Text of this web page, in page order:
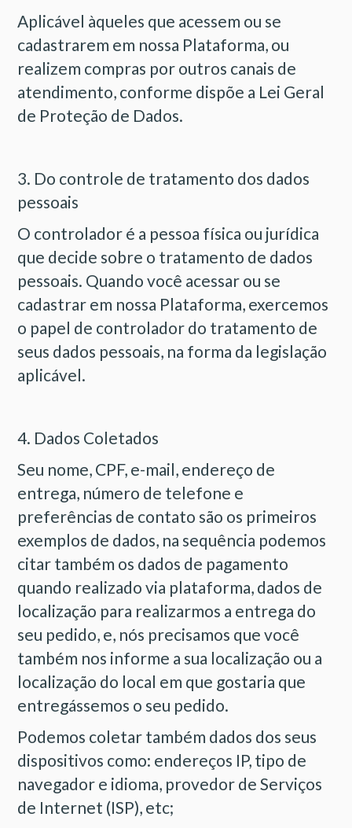
Aplicável àqueles que acessem ou se
cadastrarem em nossa Plataforma, ou
realizem compras por outros canais de
atendimento, conforme dispõe a Lei Geral
de Proteção de Dados.
3. Do controle de tratamento dos dados
pessoais
O controlador é a pessoa física ou jurídica
que decide sobre o tratamento de dados
pessoais. Quando você acessar ou se
cadastrar em nossa Plataforma, exercemos
o papel de controlador do tratamento de
seus dados pessoais, na forma da legislação
aplicável.
4. Dados Coletados
Seu nome, CPF, e-mail, endereço de
entrega, número de telefone e
preferências de contato são os primeiros
exemplos de dados, na sequência podemos
citar também os dados de pagamento
quando realizado via plataforma, dados de
localização para realizarmos a entrega do
seu pedido, e, nós precisamos que você
também nos informe a sua localização ou a
localização do local em que gostaria que
entregássemos o seu pedido.
Podemos coletar também dados dos seus
dispositivos como: endereços IP, tipo de
navegador e idioma, provedor de Serviços
de Internet (ISP), etc;